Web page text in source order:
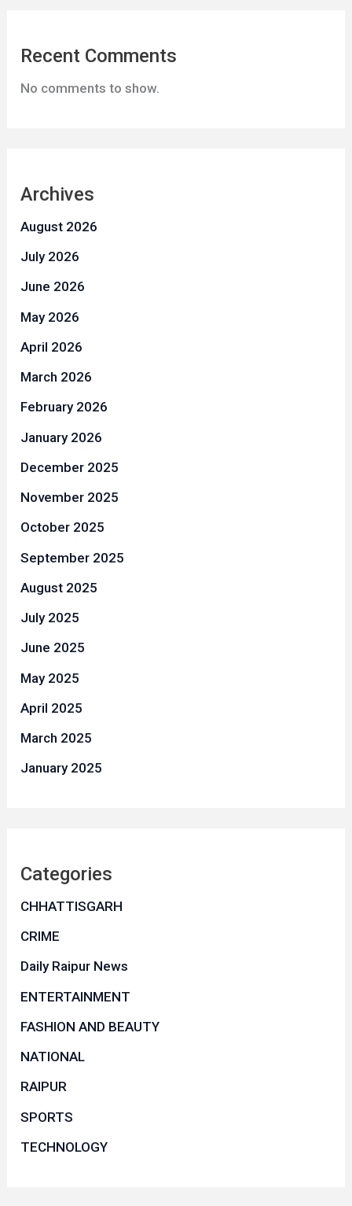
Recent Comments
No comments to show.
Archives
August 2026
July 2026
June 2026
May 2026
April 2026
March 2026
February 2026
January 2026
December 2025
November 2025
October 2025
September 2025
August 2025
July 2025
June 2025
May 2025
April 2025
March 2025
January 2025
Categories
CHHATTISGARH
CRIME
Daily Raipur News
ENTERTAINMENT
FASHION AND BEAUTY
NATIONAL
RAIPUR
SPORTS
TECHNOLOGY